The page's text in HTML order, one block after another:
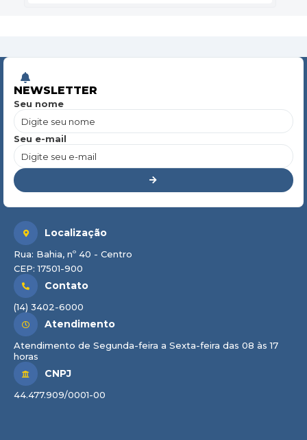
NEWSLETTER
Seu nome
Seu e-mail
Localização
Rua: Bahia, nº 40 - Centro
CEP: 17501-900
Contato
(14) 3402-6000
Atendimento
Atendimento de Segunda-feira a Sexta-feira das 08 às 17
horas
CNPJ
44.477.909/0001-00